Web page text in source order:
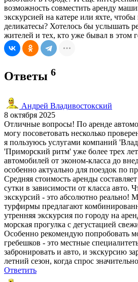
возможность совместить аренду
экскурсией на катере или яхте,
деликатесы? Хотелось бы услышать
жителей и тех, кто уже бывал в этом
Ответы 6
Андрей Владивостокский
8 октября 2025
Отличные вопросы! По аренде
могу посоветовать несколько
я пользуюсь услугами компаний
'Приморский ритм' уже более трех
автомобилей от эконом-класса до
особенно актуально для поездок по
Средняя стоимость аренды
сутки в зависимости от класса авто.
экскурсий - это абсолютно реально!
турфирмы предлагают
утренняя экскурсия по городу на
морская прогулка с дегустацией
Особенно рекомендую попробовать
гребешков - это местные
забронировать и авто, и экскурсию
летний сезон, когда спрос
Ответить